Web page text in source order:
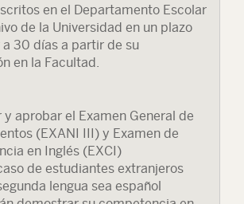
en el Departamento Escolar
de la Universidad en un plazo
a 30 días a partir de su
en la Facultad.
y aprobar el Examen General de
(EXANI III) y Examen de
en Inglés (EXCI)
de estudiantes extranjeros
lengua sea español